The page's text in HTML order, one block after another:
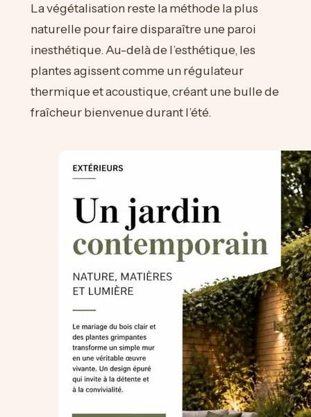
La végétalisation reste la méthode la plus
naturelle pour faire disparaître une paroi
inesthétique. Au-delà de l’esthétique, les
plantes agissent comme un régulateur
thermique et acoustique, créant une bulle de
fraîcheur bienvenue durant l’été.